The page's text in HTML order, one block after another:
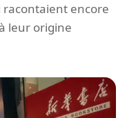
racontaient encore
leur origine